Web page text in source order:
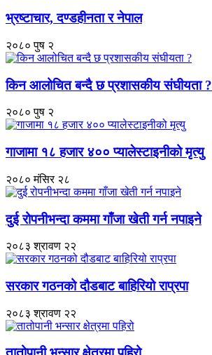
भ्रष्टाचार, दण्डहीनता र नेपाल
२०८० पुष २
किन आलोचित बन्दै छ प्रशासकीय संघीयता ?
२०८० पुष २
गाजामा १८ हजार ४०० प्यालेस्टाइनीको मृत्यु
२०८० मंसिर २८
दुई रोपनीभन्दा कममा गाँजा खेती गर्न नपाइने
२०८३ श्रावण २२
सरकार गठनको दौडबाट बाहिरियो राप्रपा
२०८३ श्रावण २२